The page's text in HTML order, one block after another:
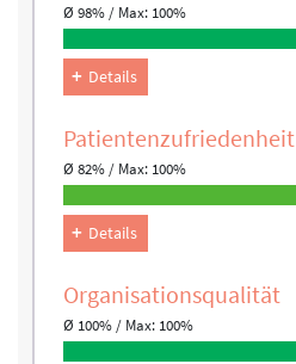
Ø 98% / Max: 100%
Details
Patienten­zufriedenheit
Ø 82% / Max: 100%
Details
Organisations­qualität
Ø 100% / Max: 100%